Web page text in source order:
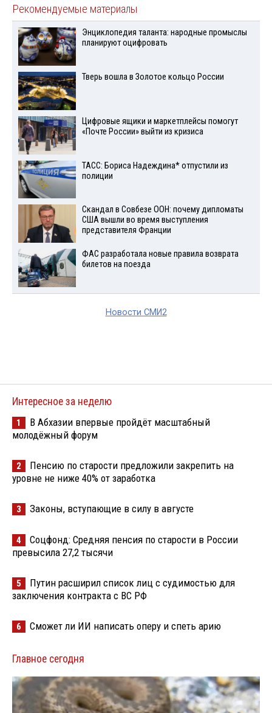
Рекомендуемые материалы
Энциклопедия таланта: народные промыслы
планируют оцифровать
Тверь вошла в Золотое кольцо России
Цифровые ящики и маркетплейсы помогут
«Почте России» выйти из кризиса
ТАСС: Бориса Надеждина* отпустили из
полиции
Скандал в Совбезе ООН: почему дипломаты
США вышли во время выступления
представителя Франции
ФАС разработала новые правила возврата
билетов на поезда
Новости СМИ2
Интересное за неделю
1
В Абхазии впервые пройдёт масштабный
молодёжный форум
2
Пенсию по старости предложили закрепить на
уровне не ниже 40% от заработка
3 Законы, вступающие в силу в августе
4
Соцфонд: Средняя пенсия по старости в России
превысила 27,2 тысячи
5
Путин расширил список лиц с судимостью для
заключения контракта с ВС РФ
6 Сможет ли ИИ написать оперу и спеть арию
Главное сегодня